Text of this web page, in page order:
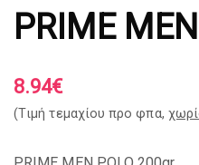
PRIME MEN
8.94€
(Tιμή τεμαχίου προ φπα,